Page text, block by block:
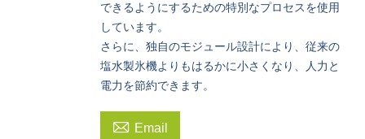
できるようにするための特別なプロセスを使用
しています。
さらに、独自のモジュール設計により、従来の
塩水製氷機よりもはるかに小さくなり、人力と
電力を節約できます。
 Email